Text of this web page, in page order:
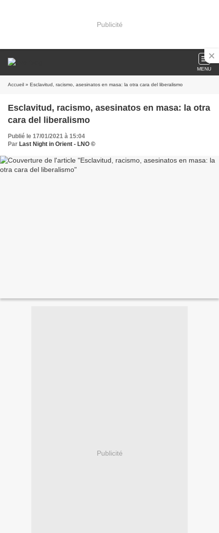
Publicité
MENU
Accueil » Esclavitud, racismo, asesinatos en masa: la otra cara del liberalismo
Esclavitud, racismo, asesinatos en masa: la otra
cara del liberalismo
Publié le 17/01/2021 à 15:04
Par Last Night in Orient - LNO ©
Publicité